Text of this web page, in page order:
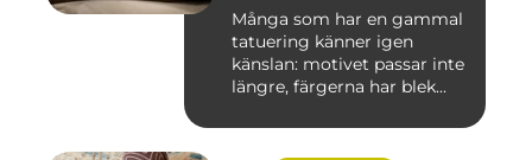
Många som har en gammal
tatuering känner igen
känslan: motivet passar inte
längre, färgerna har blek...